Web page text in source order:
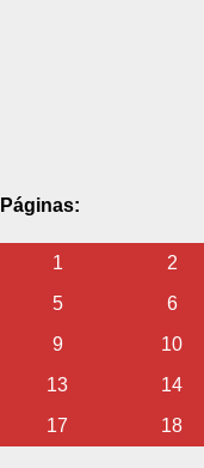
Páginas:
1 2
5
6
9
10
13
14
17
18